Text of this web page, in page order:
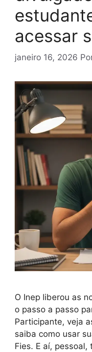
acessar
janeiro 16, 2026
O Inep liberou as
o passo a passo
Participante, veja
saiba como usar
Fies. E aí,